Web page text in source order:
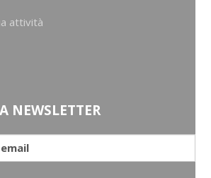
attività
NEWSLETTER